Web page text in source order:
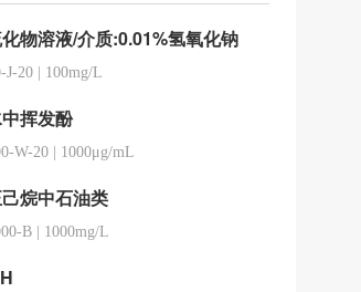
物溶液/介质:0.01%氢氧化钠
J-20 100mg/L
挥发酚
W-20 1000μg/mL
烷中石油类
B 1000mg/L